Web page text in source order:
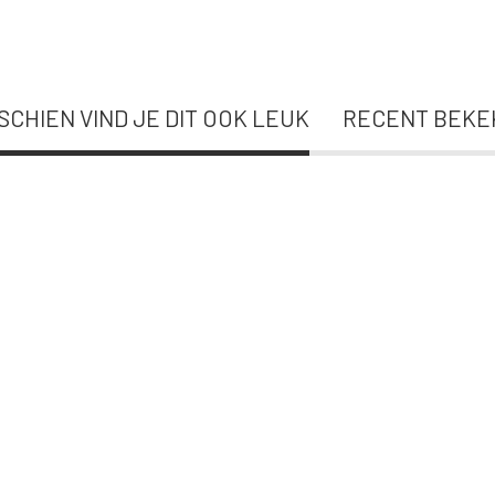
VIND JE DIT OOK LEUK RECENT